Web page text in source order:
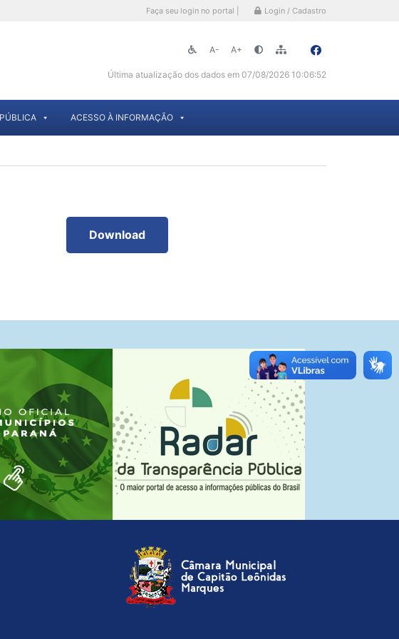
Faça seu login no portal | Login / Cadastro
A- A+
Última atualização dos dados em 07/08/2026 10:06:52
ACESSO À INFORMAÇÃO
Download